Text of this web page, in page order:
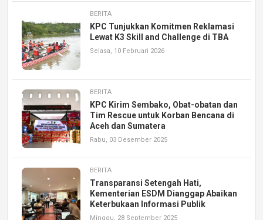
BERITA
KPC Tunjukkan Komitmen Reklamasi
Lewat K3 Skill and Challenge di TBA
Selasa, 10 Februari 2026
BERITA
KPC Kirim Sembako, Obat-obatan dan
Tim Rescue untuk Korban Bencana di
Aceh dan Sumatera
Rabu, 03 Desember 2025
BERITA
Transparansi Setengah Hati,
Kementerian ESDM Dianggap Abaikan
Keterbukaan Informasi Publik
Minggu, 28 September 2025